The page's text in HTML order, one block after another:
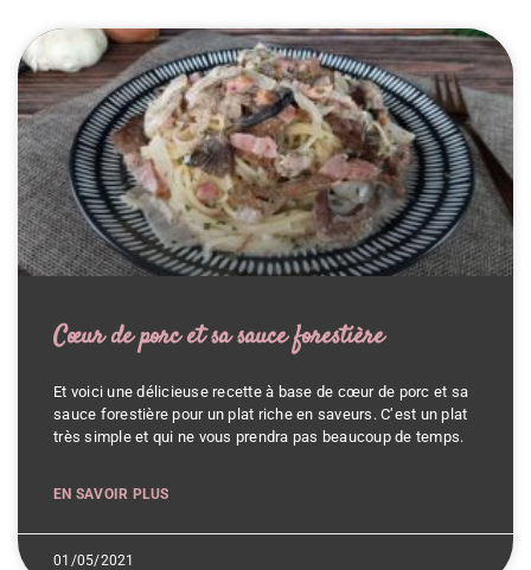
Cœur de porc et sa sauce forestière
Et voici une délicieuse recette à base de cœur de porc et sa
sauce forestière pour un plat riche en saveurs. C’est un plat
très simple et qui ne vous prendra pas beaucoup de temps.
EN SAVOIR PLUS
01/05/2021